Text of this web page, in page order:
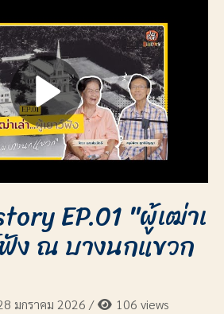
EP.01 "ผู้เฒ่าเ
ง ณ บางนกแขวก
มกราคม 2026 /
106 views